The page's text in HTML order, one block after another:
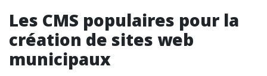
Les CMS populaires pour la
création de sites web
municipaux